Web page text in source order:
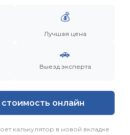
еще
💰
Лучшая цена
🚗
Выезд эксперта
онлайн
калькулятор в новой вкладке